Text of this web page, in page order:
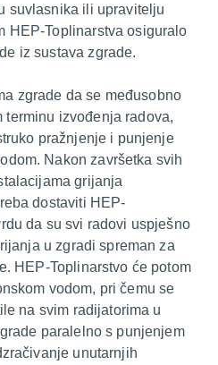
suvlasnika ili upravitelju
HEP-Toplinarstva osiguralo
iz sustava zgrade.
zgrade da se međusobno
izvođenja radova,
pražnjenje i punjenje
Nakon završetka svih
grijanja
dostaviti HEP-
da su svi radovi uspješno
u zgradi spreman za
HEP-Toplinarstvo će potom
vodom, pri čemu se
na svim radijatorima u
paralelno s punjenjem
unutarnjih